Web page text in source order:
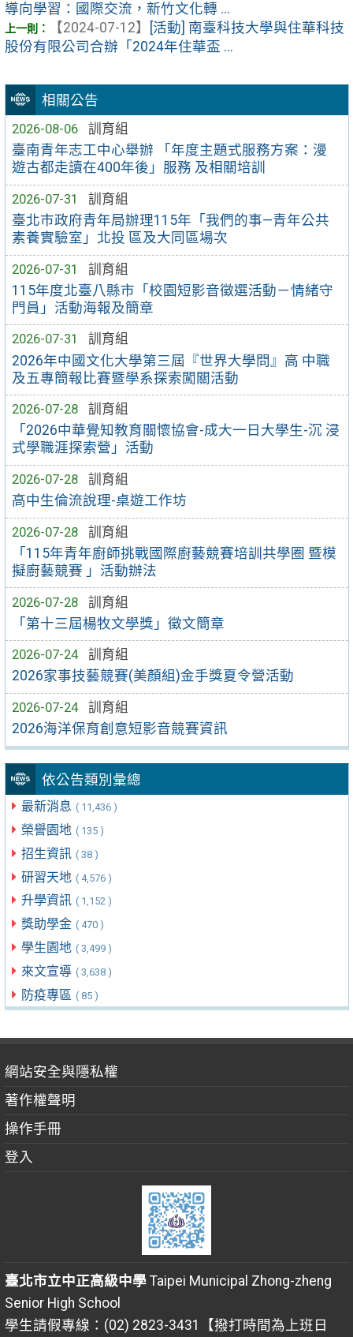
相關公告
2026-08-06
訓育組
臺南青年志工中心舉辦 「年度主題式服務方案：漫
遊古都走讀在400年後」服務 及相關培訓
2026-07-31
訓育組
臺北市政府青年局辦理115年「我們的事—青年公共
素養實驗室」北投 區及大同區場次
2026-07-31
訓育組
115年度北臺八縣市「校園短影音徵選活動－情緒守
門員」活動海報及簡章
2026-07-31
訓育組
2026年中國文化大學第三屆『世界大學問』高 中職
及五專簡報比賽暨學系探索闖關活動
2026-07-28
訓育組
「2026中華覺知教育關懷協會-成大一日大學生-沉 浸
式學職涯探索營」活動
2026-07-28
訓育組
高中生倫流說理-桌遊工作坊
2026-07-28
訓育組
「115年青年廚師挑戰國際廚藝競賽培訓共學圈 暨模
擬廚藝競賽 」活動辦法
2026-07-28
訓育組
「第十三屆楊牧文學獎」徵文簡章
2026-07-24
訓育組
2026家事技藝競賽(美顏組)金手獎夏令營活動
2026-07-24
訓育組
2026海洋保育創意短影音競賽資訊
依公告類別彙總
最新消息 ( 11,436 )
榮譽園地 ( 135 )
招生資訊 ( 38 )
研習天地 ( 4,576 )
升學資訊 ( 1,152 )
獎助學金 ( 470 )
學生園地 ( 3,499 )
來文宣導 ( 3,638 )
防疫專區 ( 85 )
導向學習：國際交流，新竹文化轉 ...
【2024-07-12】
[活動] 南臺科技大學與住華科技
股份有限公司合辦「2024年住華盃 ...
網站安全與隱私權
著作權聲明
操作手冊
登入
臺北市立中正高級中學Taipei Municipal Zhong-zheng
Senior High School
學生請假專線：(02) 2823-3431【撥打時間為上班日